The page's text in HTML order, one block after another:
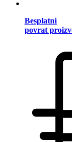
Besplatni
povrat